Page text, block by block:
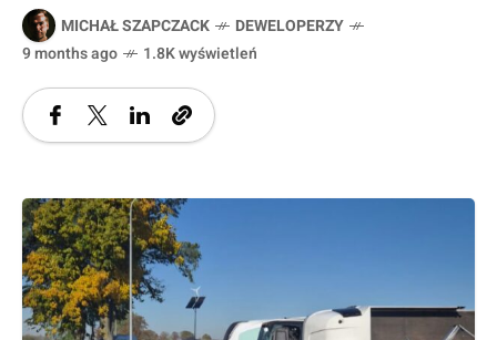
MICHAŁ SZAPCZACK
DEWELOPERZY
9 months ago
1.8K wyświetleń